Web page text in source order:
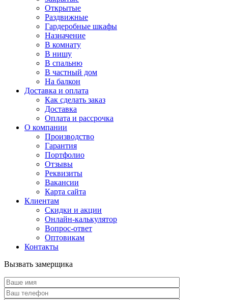
Открытые
Раздвижные
Гардеробные шкафы
Назначение
В комнату
В нишу
В спальню
В частный дом
На балкон
Доставка и оплата
Как сделать заказ
Доставка
Оплата и рассрочка
О компании
Производство
Гарантия
Портфолио
Отзывы
Реквизиты
Вакансии
Карта сайта
Клиентам
Скидки и акции
Онлайн-калькулятор
Вопрос-ответ
Оптовикам
Контакты
Вызвать замерщика